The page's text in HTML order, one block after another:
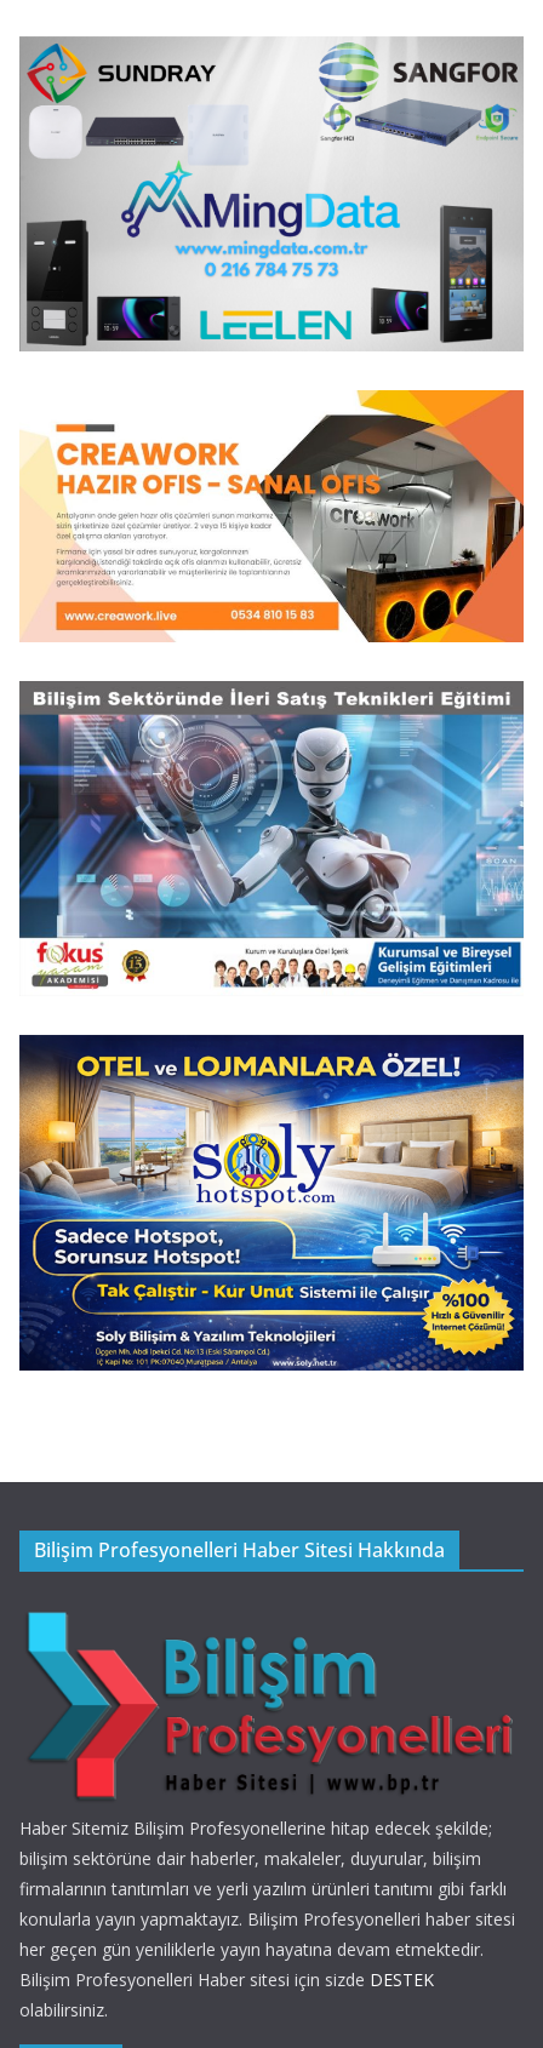
Bilişim Profesyonelleri Haber Sitesi Hakkında
Haber Sitemiz Bilişim Profesyonellerine hitap edecek şekilde;
bilişim sektörüne dair haberler, makaleler, duyurular, bilişim
firmalarının tanıtımları ve yerli yazılım ürünleri tanıtımı gibi farklı
konularla yayın yapmaktayız. Bilişim Profesyonelleri haber sitesi
her geçen gün yeniliklerle yayın hayatına devam etmektedir.
Bilişim Profesyonelleri Haber sitesi için sizde DESTEK
olabilirsiniz.